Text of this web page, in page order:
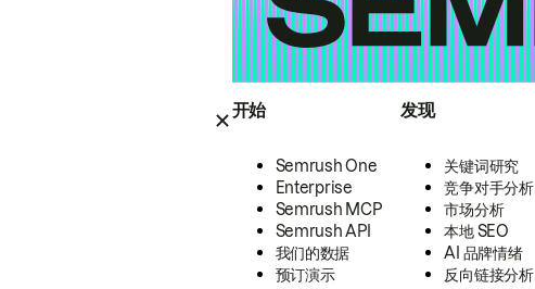
开始
Semrush One
Enterprise
Semrush MCP
Semrush API
我们的数据
预订演示
发现
关键词研究
竞争对手分析
市场分析
本地 SEO
AI 品牌情绪
反向链接分析